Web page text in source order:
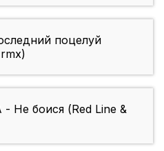
поцелуй
Не боися (Red Line &